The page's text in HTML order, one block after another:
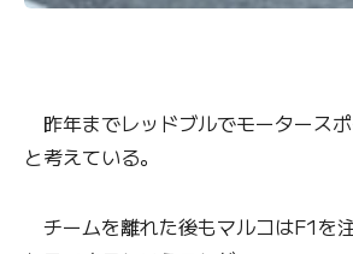
昨年までレッドブルでモータース
と考えている。
チームを離れた後もマルコはF1を